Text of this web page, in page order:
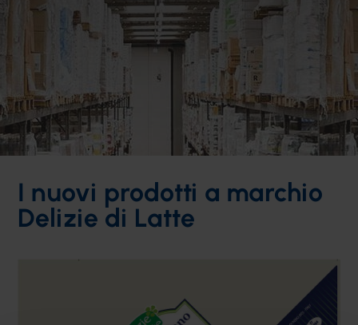
I nuovi prodotti a marchio
Delizie di Latte